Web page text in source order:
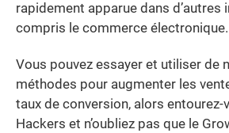
rapidement apparue dans d’autres
compris le commerce électronique.
Vous pouvez essayer et utiliser de
méthodes pour augmenter les
taux de conversion, alors entourez-
Hackers et n’oubliez pas que le